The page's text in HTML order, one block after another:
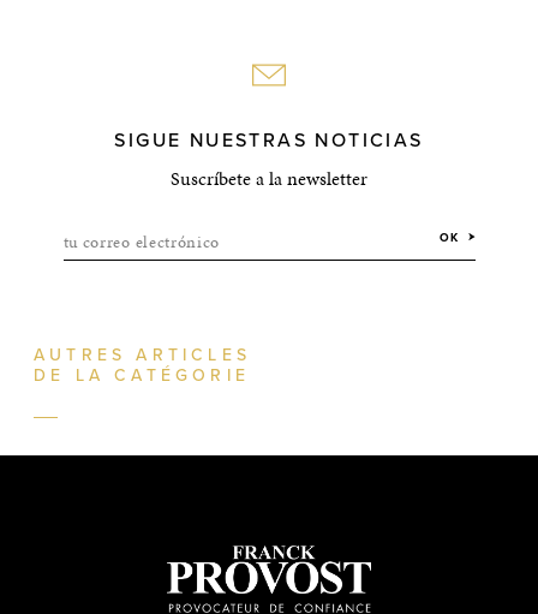
SIGUE NUESTRAS NOTICIAS
Suscríbete a la newsletter
tu correo electrónico OK
AUTRES ARTICLES
DE LA CATÉGORIE